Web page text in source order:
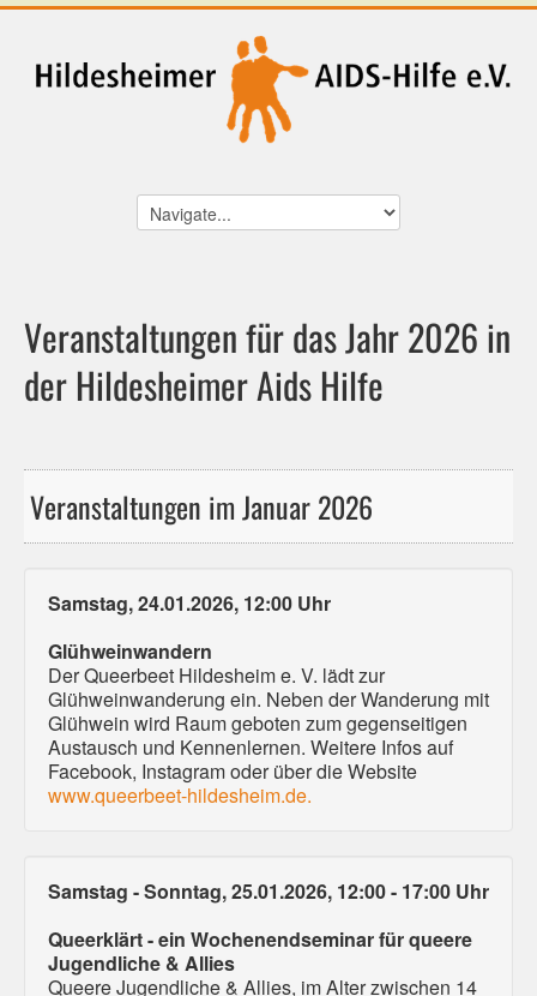
Veranstaltungen für das Jahr 2026 in
der Hildesheimer Aids Hilfe
Veranstaltungen im Januar 2026
Samstag, 24.01.2026, 12:00 Uhr
Glühweinwandern
Der Queerbeet Hildesheim e. V. lädt zur
Glühweinwanderung ein. Neben der Wanderung mit
Glühwein wird Raum geboten zum gegenseitigen
Austausch und Kennenlernen. Weitere Infos auf
Facebook, Instagram oder über die Website
www.queerbeet-hildesheim.de.
Samstag - Sonntag, 25.01.2026, 12:00 - 17:00 Uhr
Queerklärt - ein Wochenendseminar für queere
Jugendliche & Allies
Queere Jugendliche & Allies, im Alter zwischen 14